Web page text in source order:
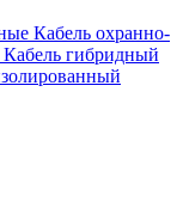
Кабель охранно-
Кабель гибридный